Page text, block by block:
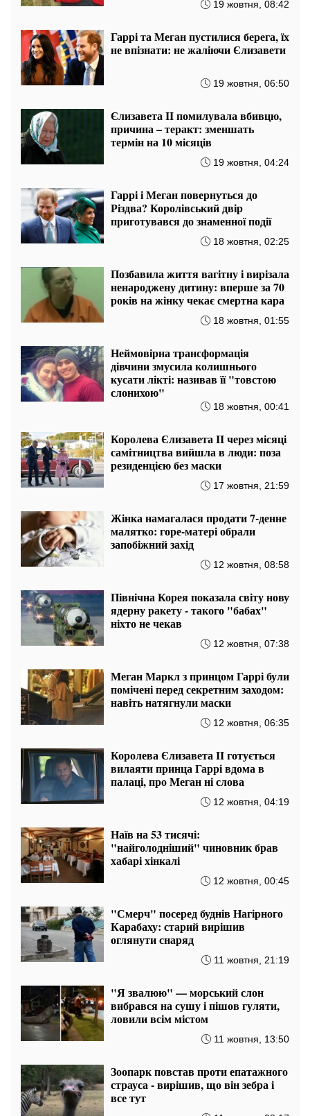
19 жовтня, 08:42
Гаррі та Меган пустилися берега, їх
не впізнати: не жаліючи Єлизавети
19 жовтня, 06:50
Єлизавета II помилувала вбивцю,
причина – теракт: зменшать
термін на 10 місяців
19 жовтня, 04:24
Гаррі і Меган повернуться до
Різдва? Королівський двір
приготувався до знаменної події
18 жовтня, 02:25
Позбавила життя вагітну і вирізала
ненароджену дитину: вперше за 70
років на жінку чекає смертна кара
18 жовтня, 01:55
Неймовірна трансформація
дівчини змусила колишнього
кусати лікті: називав її "товстою
слонихою"
18 жовтня, 00:41
Королева Єлизавета II через місяці
самітництва вийшла в люди: поза
резиденцією без маски
17 жовтня, 21:59
Жінка намагалася продати 7-денне
малятко: горе-матері обрали
запобіжний захід
12 жовтня, 08:58
Північна Корея показала світу нову
ядерну ракету - такого "бабах"
ніхто не чекав
12 жовтня, 07:38
Меган Маркл з принцом Гаррі були
помічені перед секретним заходом:
навіть натягнули маски
12 жовтня, 06:35
Королева Єлизавета II готується
вилаяти принца Гаррі вдома в
палаці, про Меган ні слова
12 жовтня, 04:19
Наїв на 53 тисячі:
"найголодніший" чиновник брав
хабарі хінкалі
12 жовтня, 00:45
"Смерч" посеред буднів Нагірного
Карабаху: старий вирішив
оглянути снаряд
11 жовтня, 21:19
"Я звалюю" — морський слон
вибрався на сушу і пішов гуляти,
ловили всім містом
11 жовтня, 13:50
Зоопарк повстав проти епатажного
страуса - вирішив, що він зебра і
все тут